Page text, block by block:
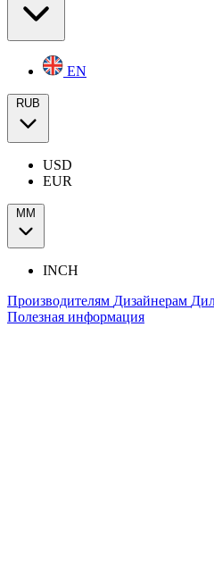
EN
RUB
USD
EUR
ММ
INCH
Производителям Дизайнерам
Полезная информация